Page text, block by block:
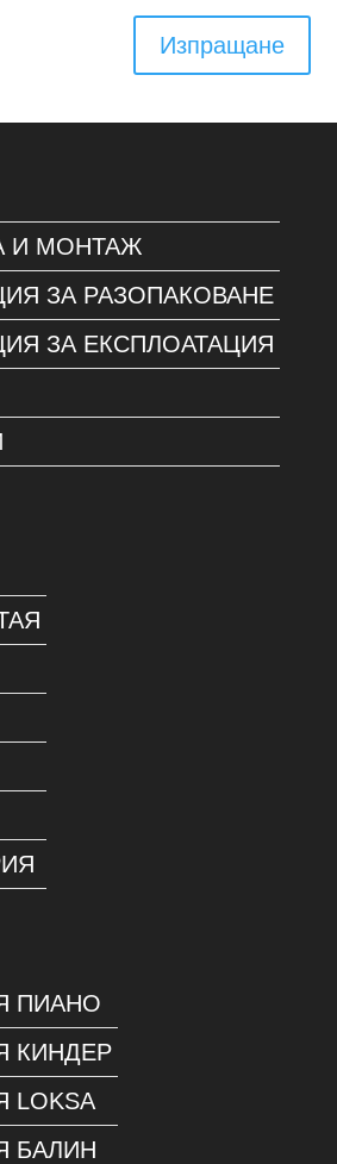
Изпращане
И МОНТАЖ
ЗА РАЗОПАКОВАНЕ
ЗА ЕКСПЛОАТАЦИЯ
ПИАНО
КИНДЕР
LOKSA
БАЛИН